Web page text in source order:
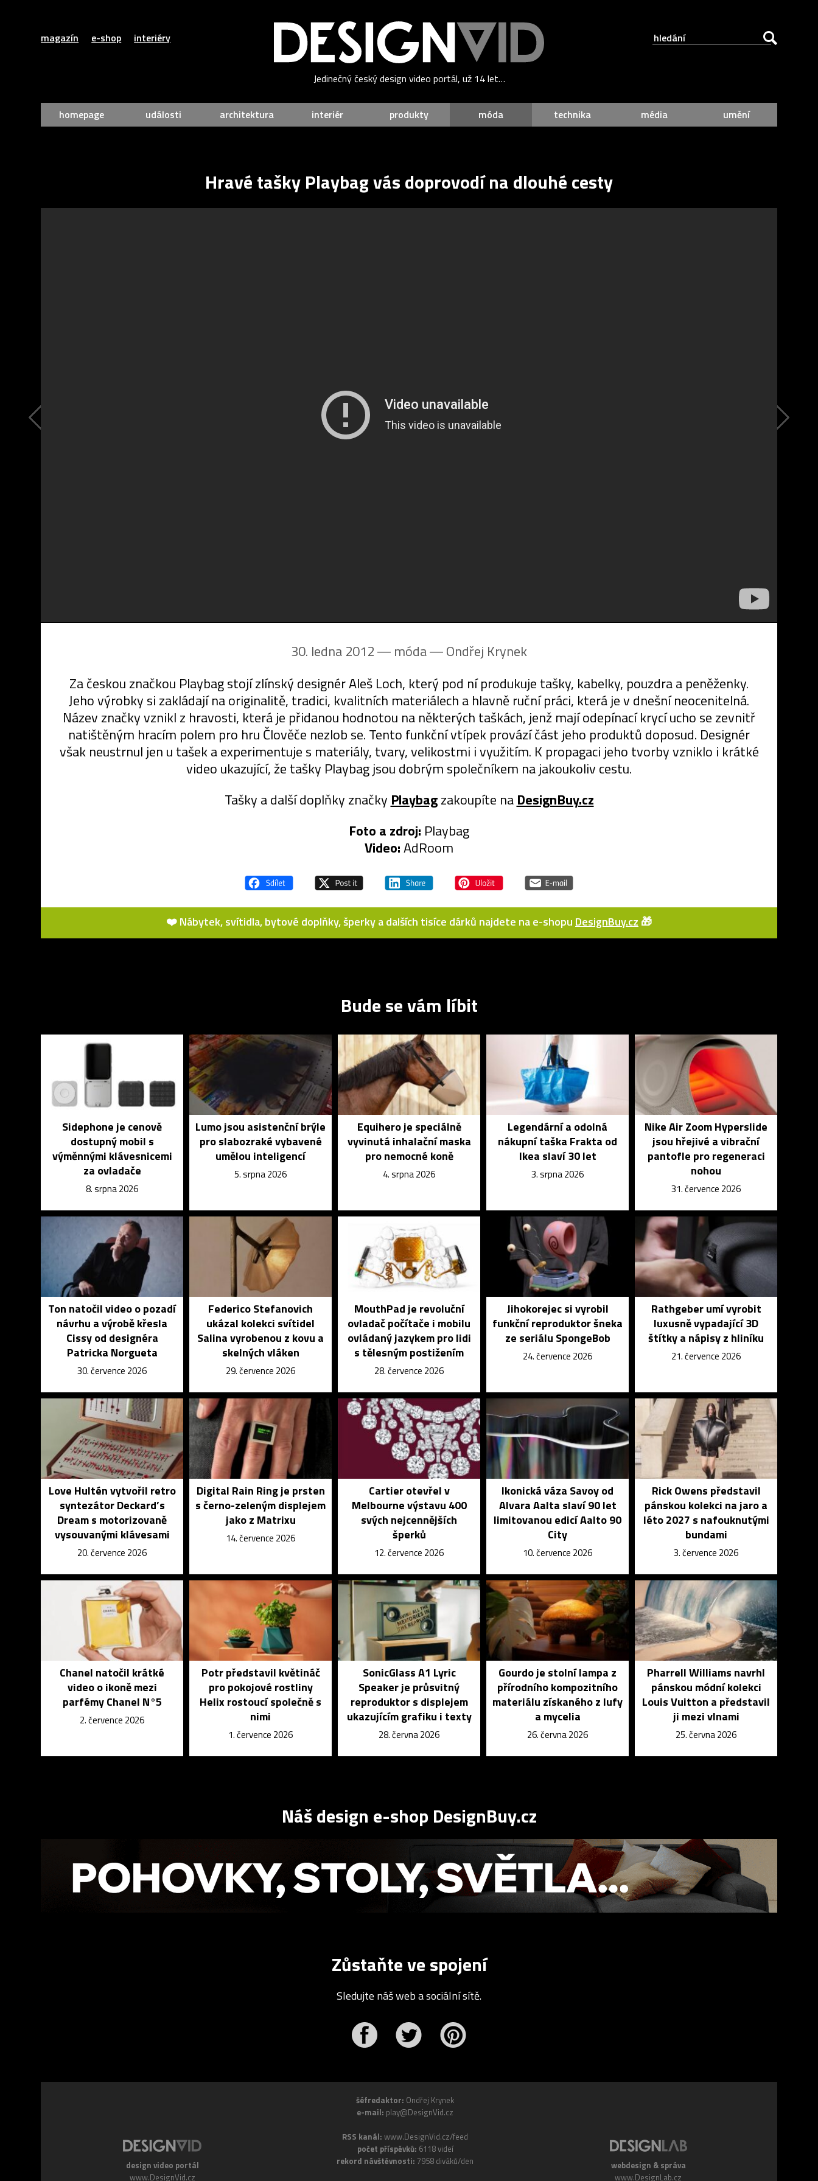
magazín e-shop interiéry
Jedinečný český design video portál, už 14 let…
homepage události architektura interiér produkty móda technika média umění
Hravé tašky Playbag vás doprovodí na dlouhé cesty
30. ledna 2012 ― móda ―Ondřej Krynek
Za českou značkou Playbag stojí zlínský designér Aleš Loch, který pod ní produkuje tašky, kabelky, pouzdra a peněženky.
Jeho výrobky si zakládají na originalitě, tradici, kvalitních materiálech a hlavně ruční práci, která je v dnešní neocenitelná.
Název značky vznikl z hravosti, která je přidanou hodnotou na některých taškách, jenž mají odepínací krycí ucho se zevnitř
natištěným hracím polem pro hru Člověče nezlob se. Tento funkční vtípek provází část jeho produktů doposud. Designér
však neustrnul jen u tašek a experimentuje s materiály, tvary, velikostmi i využitím. K propagaci jeho tvorby vzniklo i krátké
video ukazující, že tašky Playbag jsou dobrým společníkem na jakoukoliv cestu.
Tašky a další doplňky značky Playbagzakoupíte na DesignBuy.cz
Foto a zdroj: Playbag
Video:AdRoom
❤️ Nábytek, svítidla, bytové doplňky, šperky a dalších tisíce dárků najdete na e-shopu DesignBuy.cz 🎁
Bude se vám líbit
Sidephone je cenově
dostupný mobil s
výměnnými klávesnicemi
za ovladače
8. srpna 2026
Lumo jsou asistenční brýle
pro slabozraké vybavené
umělou inteligencí
5. srpna 2026
Equihero je speciálně
vyvinutá inhalační maska
pro nemocné koně
4. srpna 2026
Legendární a odolná
nákupní taška Frakta od
Ikea slaví 30 let
3. srpna 2026
Nike Air Zoom Hyperslide
jsou hřejivé a vibrační
pantofle pro regeneraci
nohou
31. července 2026
Ton natočil video o pozadí
návrhu a výrobě křesla
Cissy od designéra
Patricka Norgueta
30. července 2026
Federico Stefanovich
ukázal kolekci svítidel
Salina vyrobenou z kovu a
skelných vláken
29. července 2026
MouthPad je revoluční
ovladač počítače i mobilu
ovládaný jazykem pro lidi
s tělesným postižením
28. července 2026
Jihokorejec si vyrobil
funkční reproduktor šneka
ze seriálu SpongeBob
24. července 2026
Rathgeber umí vyrobit
luxusně vypadající 3D
štítky a nápisy z hliníku
21. července 2026
Love Hultén vytvořil retro
syntezátor Deckard’s
Dream s motorizovaně
vysouvanými klávesami
20. července 2026
Digital Rain Ring je prsten
s černo-zeleným displejem
jako z Matrixu
14. července 2026
Cartier otevřel v
Melbourne výstavu 400
svých nejcennějších
šperků
12. července 2026
Ikonická váza Savoy od
Alvara Aalta slaví 90 let
limitovanou edicí Aalto 90
City
10. července 2026
Rick Owens představil
pánskou kolekci na jaro a
léto 2027 s nafouknutými
bundami
3. července 2026
Chanel natočil krátké
video o ikoně mezi
parfémy Chanel N°5
2. července 2026
Potr představil květináč
pro pokojové rostliny
Helix rostoucí společně s
nimi
1. července 2026
SonicGlass A1 Lyric
Speaker je průsvitný
reproduktor s displejem
ukazujícím grafiku i texty
28. června 2026
Gourdo je stolní lampa z
přírodního kompozitního
materiálu získaného z lufy
a mycelia
26. června 2026
Pharrell Williams navrhl
pánskou módní kolekci
Louis Vuitton a představil
ji mezi vlnami
25. června 2026
Náš design e-shop DesignBuy.cz
Zůstaňte ve spojení
Sledujte náš web a sociální sítě.
design video portál
www.DesignVid.cz
šéfredaktor: Ondřej Krynek
e-mail: play@DesignVid.cz
RSS kanál: www.DesignVid.cz/feed
počet příspěvků: 6118 videí
rekord návštěvnosti: 7958 diváků/den
webdesign & správa
www.DesignLab.cz